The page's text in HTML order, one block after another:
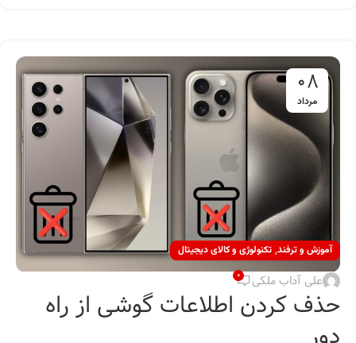
08
مرداد
آموزش و ترفند, تکنولوژی و کالای دیجیتال
علی آداب ملکی 0
حذف کردن اطلاعات گوشی از راه